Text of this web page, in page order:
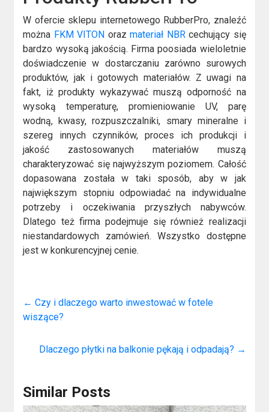
W ofercie sklepu internetowego RubberPro, znaleźć
można FKM VITON orazmateriał NBRcechujący się
bardzo wysoką jakością. Firma poosiada wieloletnie
doświadczenie w dostarczaniu zarówno surowych
produktów, jak i gotowych materiałów. Z uwagi na
fakt, iż produkty wykazywać muszą odporność na
wysoką temperaturę, promieniowanie UV, parę
wodną, kwasy, rozpuszczalniki, smary mineralne i
szereg innych czynników, proces ich produkcji i
jakość zastosowanych materiałów muszą
charakteryzować się najwyższym poziomem. Całość
dopasowana została w taki sposób, aby w jak
największym stopniu odpowiadać na indywidualne
potrzeby i oczekiwania przyszłych nabywców.
Dlatego też firma podejmuje się również realizacji
niestandardowych zamówień. Wszystko dostępne
jest w konkurencyjnej cenie.
← Czy i dlaczego warto inwestować w fotele
wiszące?
Dlaczego płytki na balkonie pękają i odpadają? →
Similar Posts